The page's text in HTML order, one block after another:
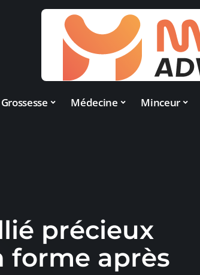
Grossesse Médecine Minceur
précieux
forme après